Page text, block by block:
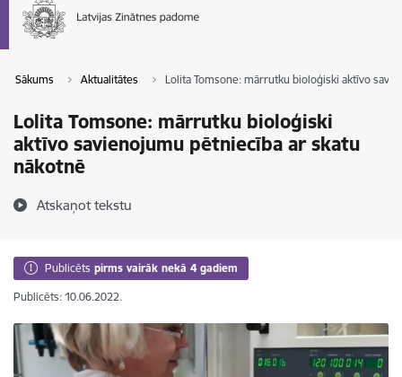
Sākums Aktualitātes Lolita Tomsone: mārrutku bioloģiski aktīvo
Lolita Tomsone: mārrutku bioloģiski
aktīvo savienojumu pētniecība ar skatu
nākotnē
Atskaņot tekstu
Publicēts pirms vairāk nekā 4 gadiem
Publicēts: 10.06.2022.